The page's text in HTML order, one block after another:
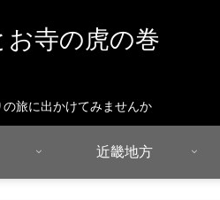
お寺の虎の巻
の旅に出かけてみませんか
近畿地方